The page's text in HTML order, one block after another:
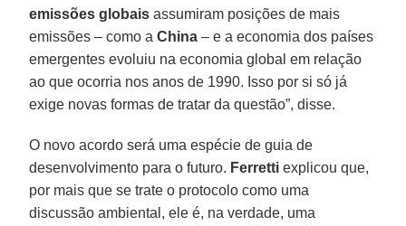
emissões globais assumiram posições de mais
emissões – como aChina – e a economia dos países
emergentes evoluiu na economia global em relação
ao que ocorria nos anos de 1990. Isso por si só já
exige novas formas de tratar da questão”, disse.
O novo acordo será uma espécie de guia de
desenvolvimento para o futuro. Ferretti explicou que,
por mais que se trate o protocolo como uma
discussão ambiental, ele é, na verdade, uma